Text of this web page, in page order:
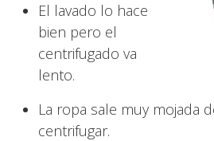
El lavado lo hace
bien pero el
centrifugado va
lento.
La ropa sale muy mojada
centrifugar.